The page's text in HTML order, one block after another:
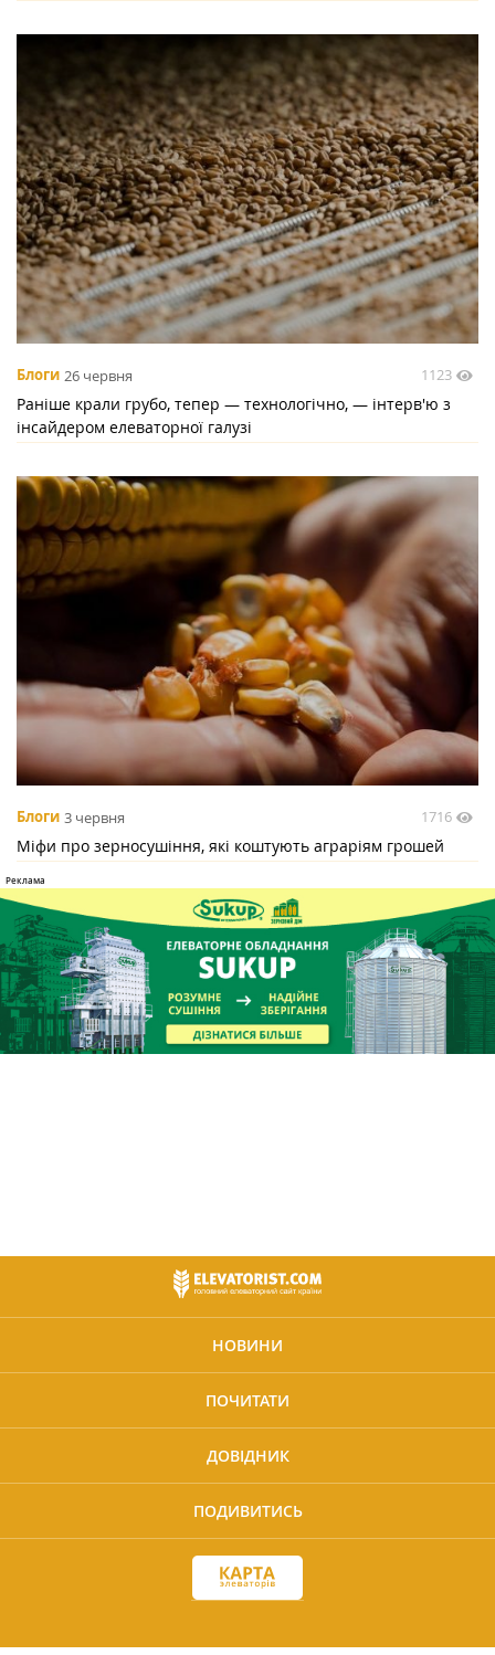
Блоги 26 червня 1123
Раніше крали грубо, тепер — технологічно, — інтерв'ю з
інсайдером елеваторної галузі
Блоги 3 червня 1716
Міфи про зерносушіння, які коштують аграріям грошей
НОВИНИ
ПОЧИТАТИ
ДОВІДНИК
ПОДИВИТИСЬ